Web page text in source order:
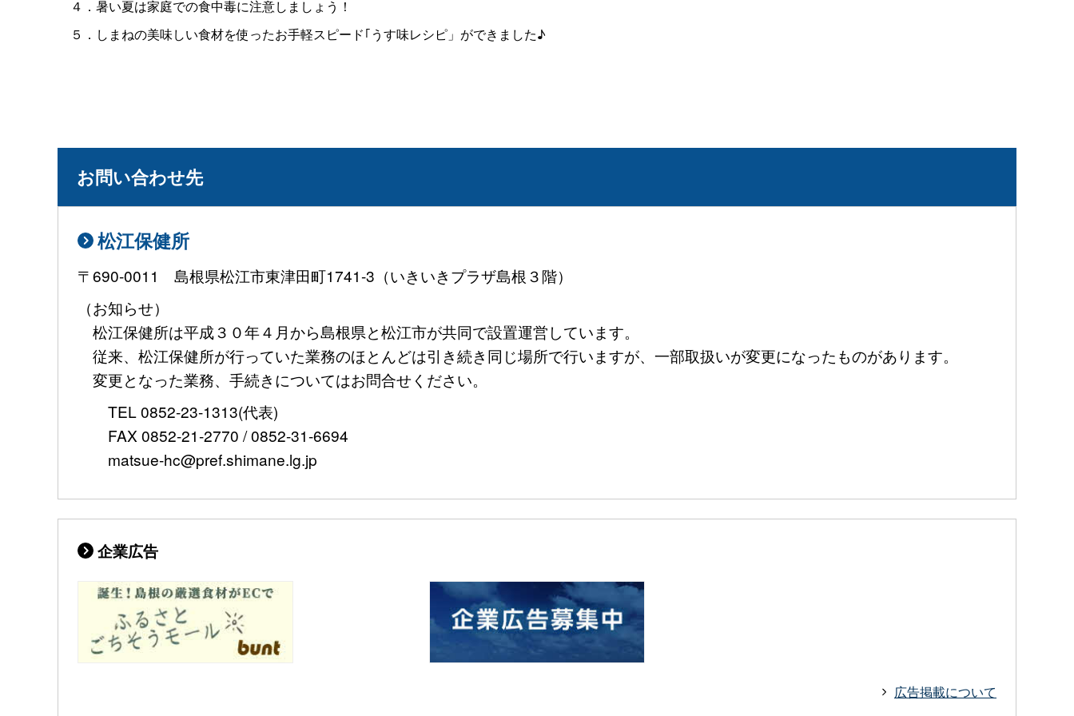
４．暑い夏は家庭での食中毒に注意しましょう！
５．しまねの美味しい食材を使ったお手軽スピード｢うす味レシピ」ができました♪
お問い合わせ先
松江保健所
〒690-0011 島根県松江市東津田町1741-3（いきいきプラザ島根３階）
（お知らせ）
松江保健所は平成３０年４月から島根県と松江市が共同で設置運営しています。
従来、松江保健所が行っていた業務のほとんどは引き続き同じ場所で行いますが、一部取扱いが変更になったものがあります。
変更となった業務、手続きについてはお問合せください。
TEL 0852-23-1313(代表)
FAX 0852-21-2770 / 0852-31-6694
matsue-hc@pref.shimane.lg.jp
企業広告
広告掲載について